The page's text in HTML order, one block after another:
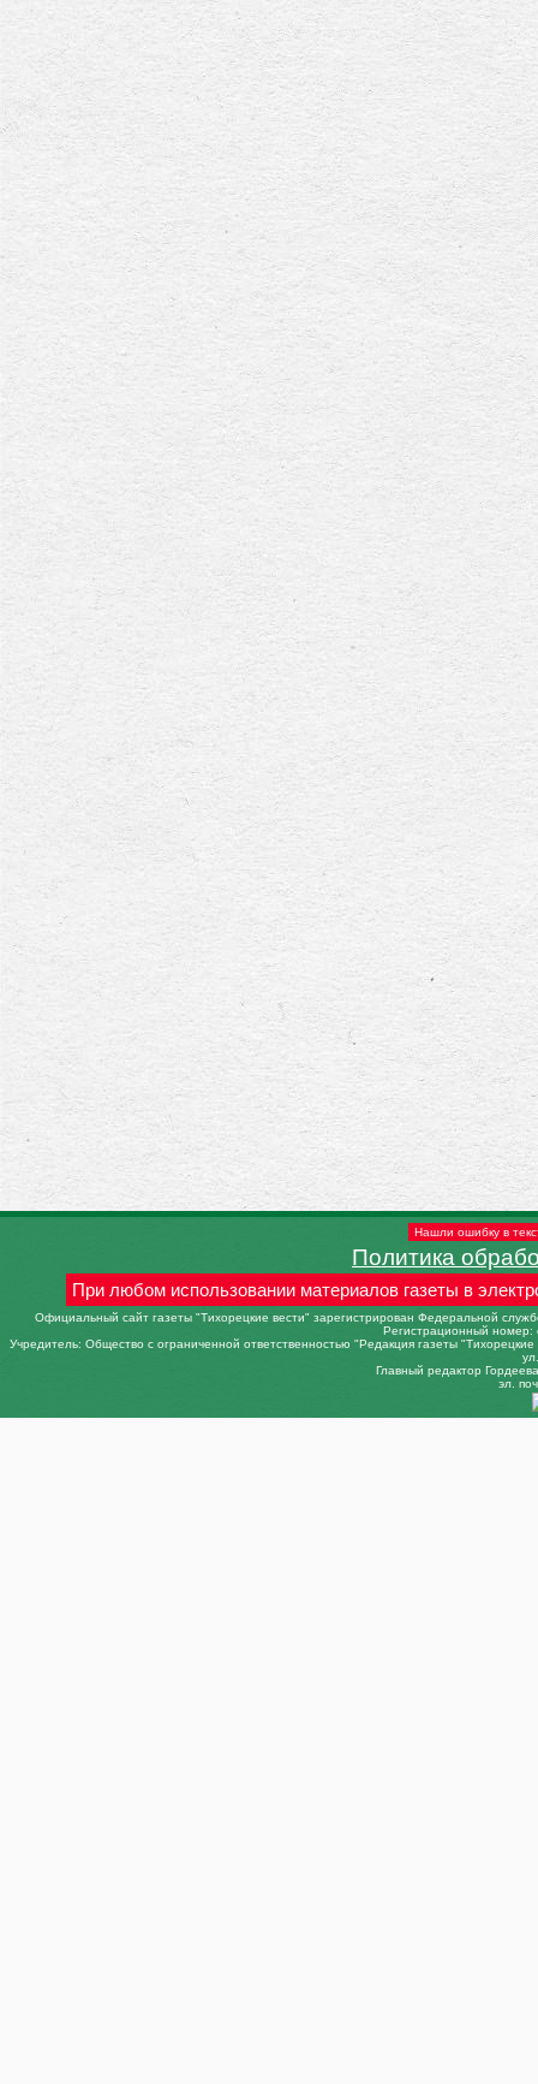
Нашли ошибку в
Политика
При любом использовании материалов газеты в
Официальный сайт газеты "Тихорецкие вести" зарегистрирован Федеральной
Регистрационный
Учредитель: Общество с ограниченной ответственностью "Редакция газеты
Главный редактор
эл.